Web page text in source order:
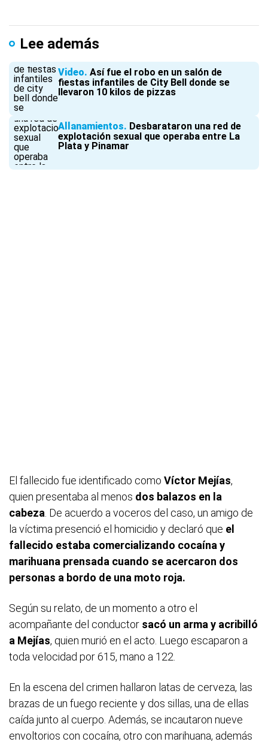
Lee además
Video Así fue el robo en un salón de
fiestas infantiles de City Bell donde se
llevaron 10 kilos de pizzas
Allanamientos Desbarataron una red de
explotación sexual que operaba entre La
Plata y Pinamar
El fallecido fue identificado como Víctor Mejías,
quien presentaba al menos dos balazos en la
cabeza . De acuerdo a voceros del caso, un amigo de
la víctima presenció el homicidio y declaró que el
fallecido estaba comercializando cocaína y
marihuana prensada cuando se acercaron dos
personas a bordo de una moto roja.
Según su relato, de un momento a otro el
acompañante del conductor sacó un arma y acribilló
a Mejías, quien murió en el acto. Luego escaparon a
toda velocidad por 615, mano a 122.
En la escena del crimen hallaron latas de cerveza, las
brazas de un fuego reciente y dos sillas, una de ellas
caída junto al cuerpo. Además, se incautaron nueve
envoltorios con cocaína, otro con marihuana, además